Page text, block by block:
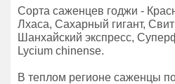
Сорта саженцев годжи -
Лхаса, Сахарный гигант,
Шанхайский экспресс,
Lycium chinense.
В теплом регионе саженцы